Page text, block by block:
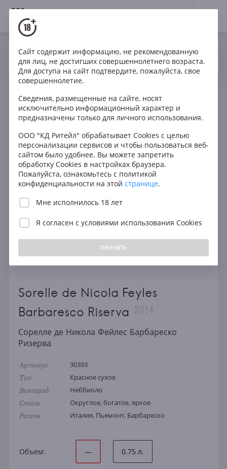
18+
Ваш город Москва ? Да
Вино Красное Сухое
Италия
Sorelle de Nicola Feyles Barbaresco Riserva
Sorelle de Nicola Feyles
Barbaresco Riserva 2014
Сорелле де Никола Фейлес Барбареско
Ризерва
Артикул 30393
Тип Красное сухое
Виноград Неббиоло
Стиль Округлое, богатое, яркое
Регион Италия, Пьемонт, Барбареско
Объем: — 0.75 л.
Сайт содержит информацию, не рекомендованную
для лиц, не достигших совершеннолетнего возраста.
Для доступа на сайт подтвердите, пожалуйста, свое
совершеннолетие.
Сведения, размещенные на сайте, носят
исключительно информационный характер и
предназначены только для личного использования.
ООО "КД Ритейл" обрабатывает Cookies с целью
персонализации сервисов и чтобы пользоваться веб-
сайтом было удобнее. Вы можете запретить
обработку Cookies в настройках браузера.
Пожалуйста, ознакомьтесь с политикой
конфиденциальности на этой странице.
Мне исполнилось 18 лет
Я согласен с условиями использования Cookies
ПРИНЯТЬ